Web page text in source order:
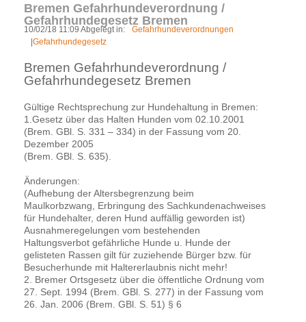
Bremen Gefahrhundeverordnung /
Gefahrhundegesetz Bremen
10/02/18 11:09 Abgelegt in:
Gefahrhundeverordnungen
|Gefahrhundegesetz
Bremen Gefahrhundeverordnung /
Gefahrhundegesetz Bremen
Gültige Rechtsprechung zur Hundehaltung in Bremen:
1.Gesetz über das Halten Hunden vom 02.10.2001
(Brem. GBl. S. 331 – 334) in der Fassung vom 20.
Dezember 2005
(Brem. GBl. S. 635).
Änderungen:
(Aufhebung der Altersbegrenzung beim
Maulkorbzwang, Erbringung des Sachkundenachweises
für Hundehalter, deren Hund auffällig geworden ist)
Ausnahmeregelungen vom bestehenden
Haltungsverbot gefährliche Hunde u. Hunde der
gelisteten Rassen gilt für zuziehende Bürger bzw. für
Besucherhunde mit Haltererlaubnis nicht mehr!
2. Bremer Ortsgesetz über die öffentliche Ordnung vom
27. Sept. 1994 (Brem. GBl. S. 277) in der Fassung vom
26. Jan. 2006 (Brem. GBl. S. 51) § 6